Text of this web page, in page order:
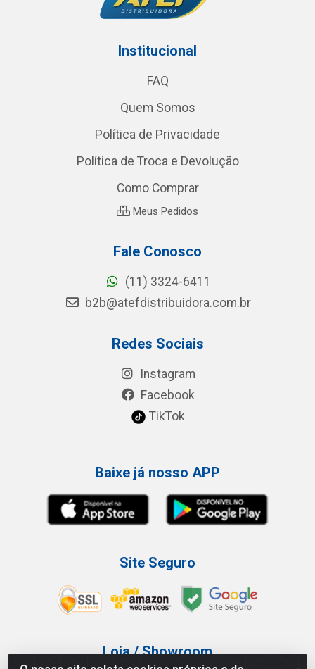
Institucional
FAQ
Quem Somos
Política de Privacidade
Política de Troca e Devolução
Como Comprar
Meus Pedidos
Fale Conosco
(11) 3324-6411
b2b@atefdistribuidora.com.br
Redes Sociais
Instagram
Facebook
TikTok
Baixe já nosso APP
Site Seguro
Loja / Showroom